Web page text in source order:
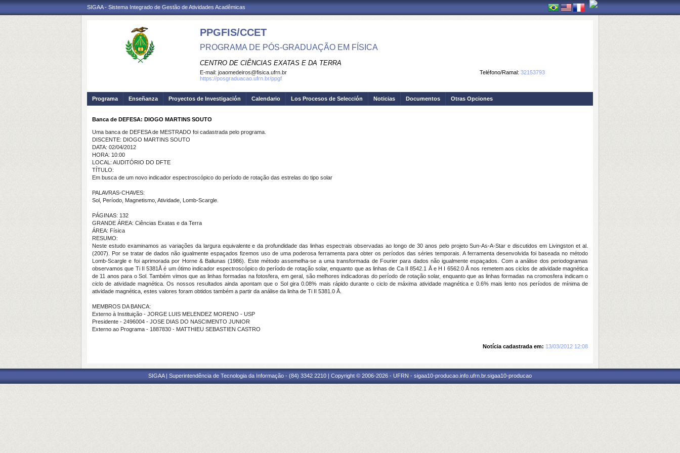
SIGAA - Sistema Integrado de Gestão de Atividades Acadêmicas
PPGFIS/CCET
PROGRAMA DE PÓS-GRADUAÇÃO EM FÍSICA
CENTRO DE CIÊNCIAS EXATAS E DA TERRA
Teléfono/Ramal: 32153793
E-mail: joaomedeiros@fisica.ufrn.br
https://posgraduacao.ufrn.br/ppgf
Programa Enseñanza Proyectos de Investigación Calendario Los Procesos de Selección Noticias Documentos Otras Opciones
Banca de DEFESA: DIOGO MARTINS SOUTO
Uma banca de DEFESA de MESTRADO foi cadastrada pelo programa.
DISCENTE: DIOGO MARTINS SOUTO
DATA: 02/04/2012
HORA: 10:00
LOCAL: AUDITÓRIO DO DFTE
TÍTULO:
Em busca de um novo indicador espectroscópico do período de rotação das estrelas do tipo solar
PALAVRAS-CHAVES:
Sol, Período, Magnetismo, Atividade, Lomb-Scargle.
PÁGINAS: 132
GRANDE ÁREA: Ciências Exatas e da Terra
ÁREA: Física
RESUMO:
Neste estudo examinamos as variações da largura equivalente e da profundidade das linhas espectrais observadas ao longo de 30 anos pelo projeto Sun-As-A-Star e discutidos em Livingston et al.
(2007). Por se tratar de dados não igualmente espaçados fizemos uso de uma poderosa ferramenta para obter os períodos das séries temporais. A ferramenta desenvolvida foi baseada no método
Lomb-Scargle e foi aprimorada por Horne & Baliunas (1986). Este método assemelha-se a uma transformada de Fourier para dados não igualmente espaçados. Com a análise dos periodogramas
observamos que Ti II 5381Å é um ótimo indicador espectroscópico do período de rotação solar, enquanto que as linhas de Ca II 8542.1 Å e H I 6562.0 Å nos remetem aos ciclos de atividade magnética
de 11 anos para o Sol. Também vimos que as linhas formadas na fotosfera, em geral, são melhores indicadoras do período de rotação solar, enquanto que as linhas formadas na cromosfera indicam o
ciclo de atividade magnética. Os nossos resultados ainda apontam que o Sol gira 0.08% mais rápido durante o ciclo de máxima atividade magnética e 0.6% mais lento nos períodos de mínima de
atividade magnética, estes valores foram obtidos também a partir da análise da linha de Ti II 5381.0 Å.
MEMBROS DA BANCA:
Externo à Instituição - JORGE LUIS MELENDEZ MORENO - USP
Presidente - 2496004 - JOSE DIAS DO NASCIMENTO JUNIOR
Externo ao Programa - 1887830 - MATTHIEU SEBASTIEN CASTRO
Notícia cadastrada em: 13/03/2012 12:08
SIGAA | Superintendência de Tecnologia da Informação - (84) 3342 2210 | Copyright © 2006-2026 - UFRN - sigaa10-producao.info.ufrn.br.sigaa10-producao